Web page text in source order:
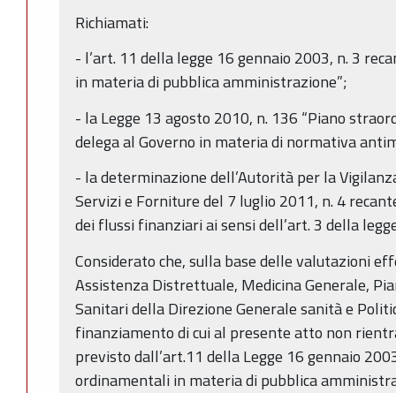
Richiamati:
- l’art. 11 della legge 16 gennaio 2003, n. 3
in materia di pubblica amministrazione”;
- la Legge 13 agosto 2010, n. 136 “Piano
delega al Governo in materia di normativa
- la determinazione dell’Autorità per la
Servizi e Forniture del 7 luglio 2011, n. 4
dei flussi finanziari ai sensi dell’art. 3 della
Considerato che, sulla base delle valutazioni
Assistenza Distrettuale, Medicina Generale,
Sanitari della Direzione Generale sanità e
finanziamento di cui al presente atto non
previsto dall’art.11 della Legge 16 gennaio
ordinamentali in materia di pubblica